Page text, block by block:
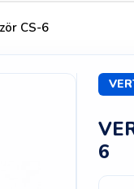
CS-6
6